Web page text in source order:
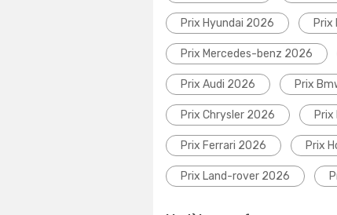
Prix Hyundai 2026 Prix
Prix Mercedes-benz 2026
Prix Audi 2026 Prix
Prix Chrysler 2026
Prix Ferrari 2026 Prix
Prix Land-rover 2026